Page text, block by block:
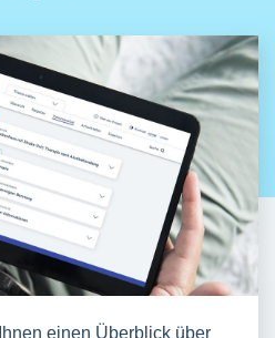
einen Überblick über